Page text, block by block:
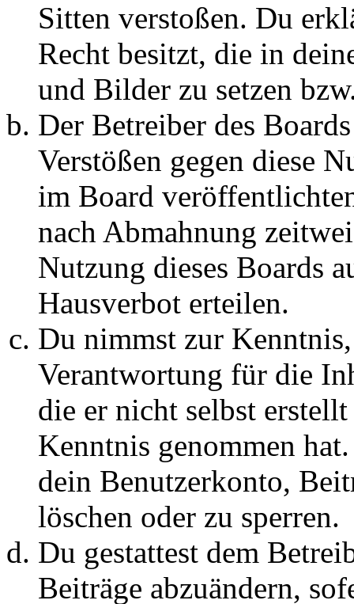
Sitten verstoßen. Du
Recht besitzt, die in
und Bilder zu setzen
Der Betreiber des
Verstößen gegen diese
im Board
nach Abmahnung
Nutzung dieses Boards
Hausverbot erteilen.
Du nimmst zur
Verantwortung für die
die er nicht selbst
Kenntnis genommen
dein Benutzerkonto,
löschen oder zu sperren.
Du gestattest dem
Beiträge abzuändern,